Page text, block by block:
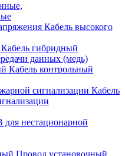
Кабель высокого
Кабель гибридный
данных (медь)
Кабель контрольный
Кабель
для нестационарной
Провод установочный